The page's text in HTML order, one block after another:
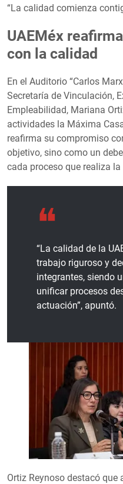
“La calidad comienza
UAEMéx
con la calidad
En el Auditorio “Carlos
Secretaría de Vinculación,
Empleabilidad, Mariana
actividades la Máxima
reafirma su compromiso
objetivo, sino como un
cada proceso que realiza
“La calidad de la
trabajo riguroso y
integrantes, siendo
unificar procesos
actuación”, apuntó.
Ortiz Reynoso destacó que